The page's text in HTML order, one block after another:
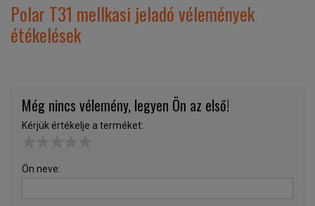
Polar T31 mellkasi jeladó vélemények
étékelések
Még nincs vélemény, legyen Ön az első!
Kérjük értékelje a terméket:
Ön neve: